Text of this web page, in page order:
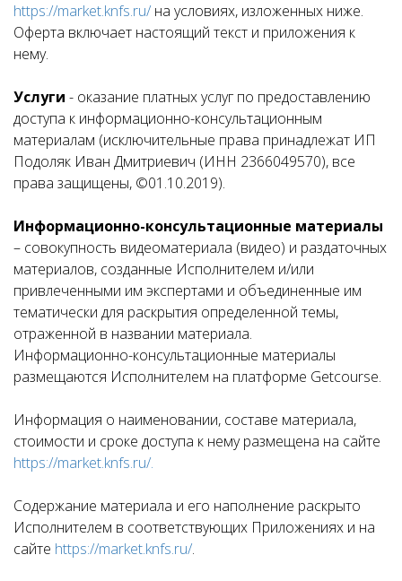
https://market.knfs.ru/ на условиях, изложенных ниже.
Оферта включает настоящий текст и приложения к
нему.
Услуги - оказание платных услуг по предоставлению
доступа к информационно-консультационным
материалам (исключительные права принадлежат ИП
Подоляк Иван Дмитриевич (ИНН 2366049570), все
права защищены, ©01.10.2019).
Информационно-консультационные материалы
– совокупность видеоматериала (видео) и раздаточных
материалов, созданные Исполнителем и/или
привлеченными им экспертами и объединенные им
тематически для раскрытия определенной темы,
отраженной в названии материала.
Информационно-консультационные материалы
размещаются Исполнителем на платформе Getcourse.
Информация о наименовании, составе материала,
стоимости и сроке доступа к нему размещена на сайте
https://market.knfs.ru/.
Содержание материала и его наполнение раскрыто
Исполнителем в соответствующих Приложениях и на
сайте https://market.knfs.ru/.